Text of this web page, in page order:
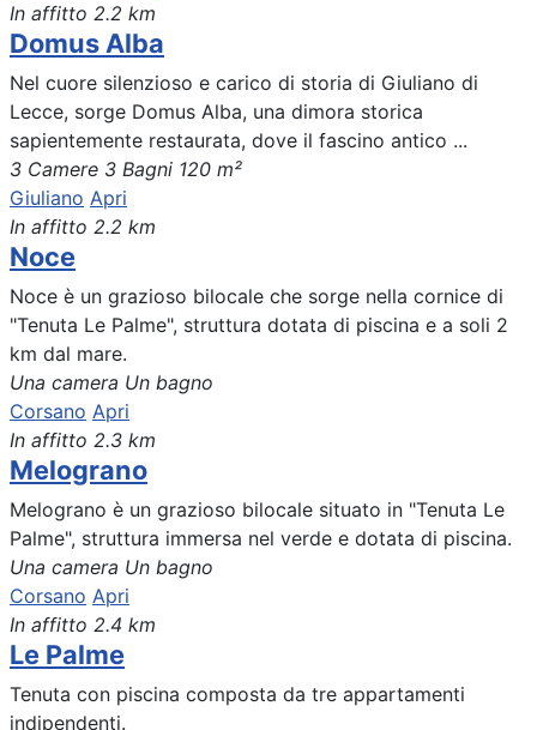
In affitto 2.2 km
Domus Alba
Nel cuore silenzioso e carico di storia di Giuliano di
Lecce, sorge Domus Alba, una dimora storica
sapientemente restaurata, dove il fascino antico ...
3 Camere 3 Bagni 120 m²
Giuliano Apri
In affitto 2.2 km
Noce
Noce è un grazioso bilocale che sorge nella cornice di
"Tenuta Le Palme", struttura dotata di piscina e a soli 2
km dal mare.
Una camera Un bagno
Corsano Apri
In affitto 2.3 km
Melograno
Melograno è un grazioso bilocale situato in "Tenuta Le
Palme", struttura immersa nel verde e dotata di piscina.
Una camera Un bagno
Corsano Apri
In affitto 2.4 km
Le Palme
Tenuta con piscina composta da tre appartamenti
indipendenti.